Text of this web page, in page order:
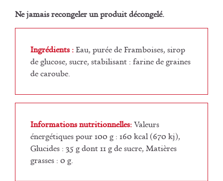
Ne jamais recongeler un produit décongelé.
Ingrédients :Eau, purée de Framboises, sirop
de glucose, sucre, stabilisant : farine de graines
de caroube.
Informations nutritionnelles:Valeurs
énergétiques pour 100 g : 160 kcal (670 kj),
Glucides : 35 g dont 11 g de sucre, Matières
grasses : 0 g.